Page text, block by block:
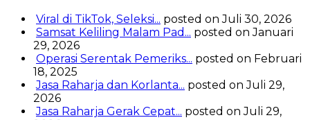
Viral di TikTok, Seleksi... posted on Juli 30, 2026
Samsat Keliling Malam Pad... posted on Januari
29, 2026
Operasi Serentak Pemeriks... posted on Februari
18, 2025
Jasa Raharja dan Korlanta... posted on Juli 29,
2026
Jasa Raharja Gerak Cepat... posted on Juli 29,